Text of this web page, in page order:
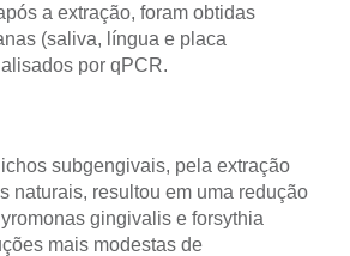
a extração, foram obtidas
(saliva, língua e placa
​​por qPCR.
subgengivais, pela extração
naturais, resultou em uma redução
gingivalis e forsythia
mais modestas de